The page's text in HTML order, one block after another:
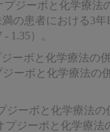
ジーボと化学療法
の患者における3
1.35）。
ーボと化学療法の
ーボと化学療法の
ーボと化学療法
ジーボと化学療法